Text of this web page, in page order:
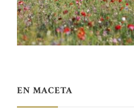
EN MACETA